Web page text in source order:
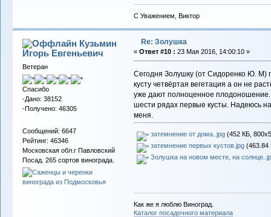
С Уважением, Виктор
Кузьмин
Игорь Евгеньевич
Ветеран
Спасибо
-Дано: 38152
-Получено: 46305
Сообщений: 6647
Рейтинг: 46346
Московская обл.г Павловский
Посад. 265 сортов винограда.
Re: Золушка
« Ответ #10 : 23 Мая 2016, 14:00:10 »
Сегодня Золушку (от Сидоренко Ю. М)
кусту четвёртая вегетация а он не
уже дают полноценное
шести рядах первые кусты. Надеюсь на
меня.
затемнение от дома..jpg(452 КБ,
затемнение первых кустов.jpg(463.84
Золушка на новом месте, на
Как же я люблю Виноград.
Каталог посадочного материала